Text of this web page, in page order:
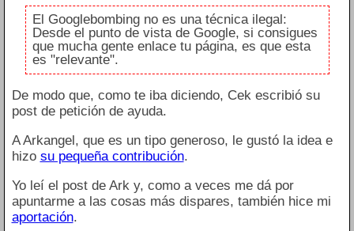
El Googlebombing no es una técnica ilegal:
Desde el punto de vista de Google, si consigues
que mucha gente enlace tu página, es que esta
es "relevante".
De modo que, como te iba diciendo, Cek escribió su
post de petición de ayuda.
A Arkangel, que es un tipo generoso, le gustó la idea e
hizo su pequeña contribución.
Yo leí el post de Ark y, como a veces me dá por
apuntarme a las cosas más dispares, también hice mi
aportación.